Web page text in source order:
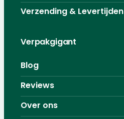
Verzending & Levertijden
Verpakgigant
Blog
Reviews
Over ons